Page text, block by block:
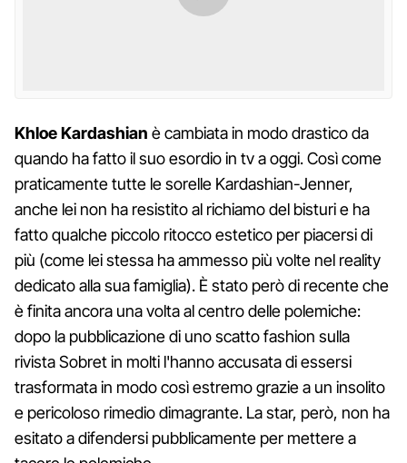
Khloe Kardashian è cambiata in modo drastico da
quando ha fatto il suo esordio in tv a oggi. Così come
praticamente tutte le sorelle Kardashian-Jenner,
anche lei non ha resistito al richiamo del bisturi e ha
fatto qualche piccolo ritocco estetico per piacersi di
più (come lei stessa ha ammesso più volte nel reality
dedicato alla sua famiglia). È stato però di recente che
è finita ancora una volta al centro delle polemiche:
dopo la pubblicazione di uno scatto fashion sulla
rivista Sobret in molti l'hanno accusata di essersi
trasformata in modo così estremo grazie a un insolito
e pericoloso rimedio dimagrante. La star, però, non ha
esitato a difendersi pubblicamente per mettere a